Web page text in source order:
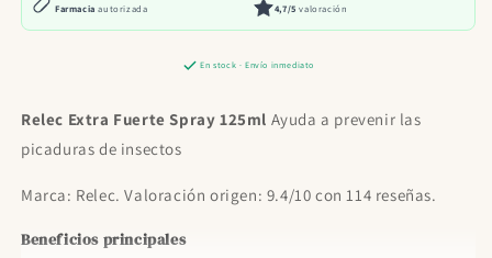
Farmacia autorizada 4,7/5 valoración
En stock · Envío inmediato
Relec Extra Fuerte Spray 125ml Ayuda a prevenir las
picaduras de insectos
Marca: Relec. Valoración origen: 9.4/10 con 114 reseñas.
Beneficios principales